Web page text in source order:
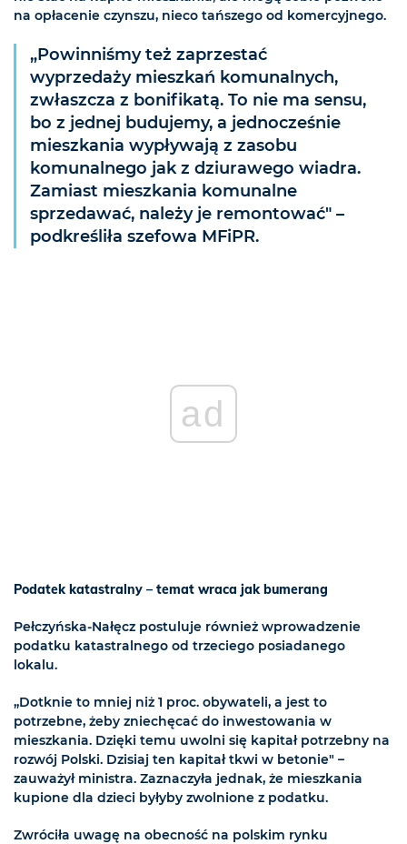
na opłacenie czynszu, nieco tańszego od komercyjnego.
„Powinniśmy też zaprzestać
wyprzedaży mieszkań komunalnych,
zwłaszcza z bonifikatą. To nie ma sensu,
bo z jednej budujemy, a jednocześnie
mieszkania wypływają z zasobu
komunalnego jak z dziurawego wiadra.
Zamiast mieszkania komunalne
sprzedawać, należy je remontować" –
podkreśliła szefowa MFiPR.
ad
Podatek katastralny – temat wraca jak bumerang
Pełczyńska-Nałęcz postuluje również wprowadzenie
podatku katastralnego od trzeciego posiadanego
lokalu.
„Dotknie to mniej niż 1 proc. obywateli, a jest to
potrzebne, żeby zniechęcać do inwestowania w
mieszkania. Dzięki temu uwolni się kapitał potrzebny na
rozwój Polski. Dzisiaj ten kapitał tkwi w betonie" –
zauważył ministra. Zaznaczyła jednak, że mieszkania
kupione dla dzieci byłyby zwolnione z podatku.
Zwróciła uwagę na obecność na polskim rynku